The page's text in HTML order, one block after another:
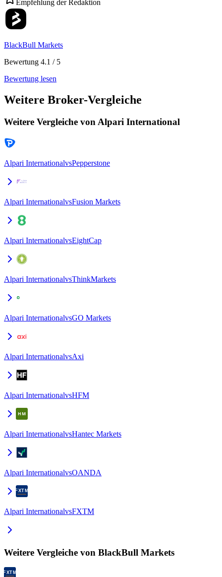
Empfehlung der Redaktion
BlackBull Markets
Bewertung 4.1 / 5
Bewertung lesen
Weitere Broker-Vergleiche
Weitere Vergleiche von Alpari International
Alpari InternationalvsPepperstone
Alpari InternationalvsFusion Markets
Alpari InternationalvsEightCap
Alpari InternationalvsThinkMarkets
Alpari InternationalvsGO Markets
Alpari InternationalvsAxi
Alpari InternationalvsHFM
Alpari InternationalvsHantec Markets
Alpari InternationalvsOANDA
Alpari InternationalvsFXTM
Weitere Vergleiche von BlackBull Markets